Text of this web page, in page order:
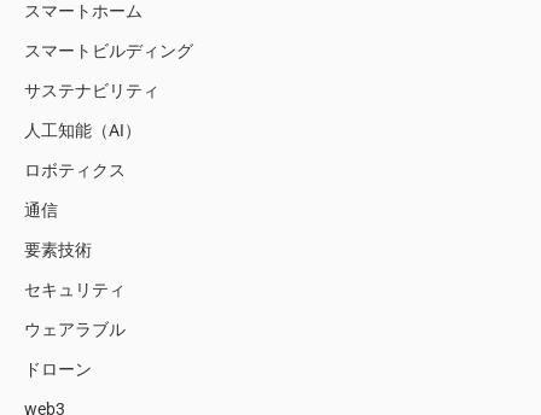
スマートホーム
スマートビルディング
サステナビリティ
人工知能（AI）
ロボティクス
通信
要素技術
セキュリティ
ウェアラブル
ドローン
web3